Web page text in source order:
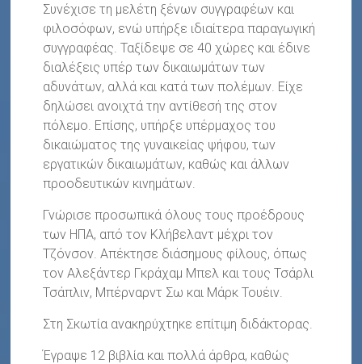
Συνέχισε τη μελέτη ξένων συγγραφέων και
φιλοσόφων, ενώ υπήρξε ιδιαίτερα παραγωγική
συγγραφέας. Ταξίδεψε σε 40 χώρες και έδινε
διαλέξεις υπέρ των δικαιωμάτων των
αδυνάτων, αλλά και κατά των πολέμων. Είχε
δηλώσει ανοιχτά την αντίθεσή της στον
πόλεμο. Επίσης, υπήρξε υπέρμαχος του
δικαιώματος της γυναικείας ψήφου, των
εργατικών δικαιωμάτων, καθώς και άλλων
προοδευτικών κινημάτων.
Γνώρισε προσωπικά όλους τους προέδρους
των ΗΠΑ, από τον Κλήβελαντ μέχρι τον
Τζόνσον. Απέκτησε διάσημους φίλους, όπως
τον Αλεξάντερ Γκράχαμ Μπελ και τους Τσάρλι
Τσάπλιν, Μπέρναρντ Σω και Μάρκ Τουέιν.
Στη Σκωτία ανακηρύχτηκε επίτιμη διδάκτορας.
Έγραψε 12 βιβλία και πολλά άρθρα, καθώς